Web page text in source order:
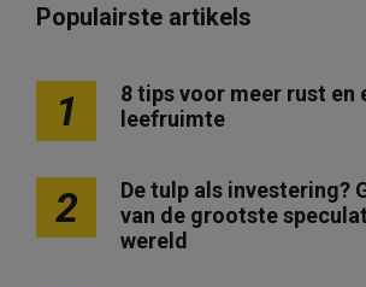
Populairste artikels
1
8 tips voor meer rust en
leefruimte
2
De tulp als investering?
van de grootste
wereld